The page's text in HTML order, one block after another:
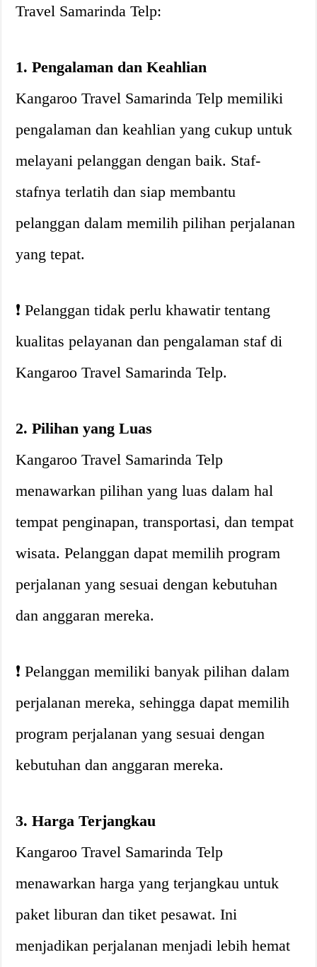
Travel Samarinda Telp:
1. Pengalaman dan Keahlian
Kangaroo Travel Samarinda Telp memiliki
pengalaman dan keahlian yang cukup untuk
melayani pelanggan dengan baik. Staf-
stafnya terlatih dan siap membantu
pelanggan dalam memilih pilihan perjalanan
yang tepat.
❗️ Pelanggan tidak perlu khawatir tentang
kualitas pelayanan dan pengalaman staf di
Kangaroo Travel Samarinda Telp.
2. Pilihan yang Luas
Kangaroo Travel Samarinda Telp
menawarkan pilihan yang luas dalam hal
tempat penginapan, transportasi, dan tempat
wisata. Pelanggan dapat memilih program
perjalanan yang sesuai dengan kebutuhan
dan anggaran mereka.
❗️ Pelanggan memiliki banyak pilihan dalam
perjalanan mereka, sehingga dapat memilih
program perjalanan yang sesuai dengan
kebutuhan dan anggaran mereka.
3. Harga Terjangkau
Kangaroo Travel Samarinda Telp
menawarkan harga yang terjangkau untuk
paket liburan dan tiket pesawat. Ini
menjadikan perjalanan menjadi lebih hemat